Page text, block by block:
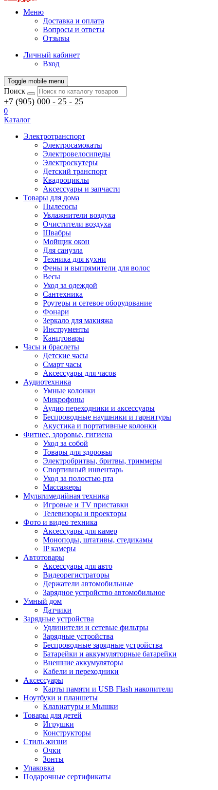
Меню
Доставка и оплата
Вопросы и ответы
Отзывы
Личный кабинет
Вход
Toggle mobile menu
Поиск
+7 (905) 000 - 25 - 25
0
Каталог
Электротранспорт
Электросамокаты
Электровелосипеды
Электроскутеры
Детский транспорт
Квадроциклы
Аксессуары и запчасти
Товары для дома
Пылесосы
Увлажнители воздуха
Очистители воздуха
Швабры
Мойщик окон
Для санузла
Техника для кухни
Фены и выпрямители для волос
Весы
Уход за одеждой
Сантехника
Роутеры и сетевое оборудование
Фонари
Зеркало для макияжа
Инструменты
Канцтовары
Часы и браслеты
Детские часы
Смарт часы
Аксессуары для часов
Аудиотехника
Умные колонки
Микрофоны
Аудио переходники и аксессуары
Беспроводные наушники и гарнитуры
Акустика и портативные колонки
Фитнес, здоровье, гигиена
Уход за собой
Товары для здоровья
Электробритвы, бритвы, триммеры
Спортивный инвентарь
Уход за полостью рта
Массажеры
Мультимедийная техника
Игровые и TV приставки
Телевизоры и проекторы
Фото и видео техника
Аксессуары для камер
Моноподы, штативы, стедикамы
IP камеры
Автотовары
Аксессуары для авто
Видеорегистраторы
Держатели автомобильные
Зарядное устройство автомобильное
Умный дом
Датчики
Зарядные устройства
Удлинители и сетевые фильтры
Зарядные устройства
Беспроводные зарядные устройства
Батарейки и аккумуляторные батарейки
Внешние аккумуляторы
Кабели и переходники
Аксессуары
Карты памяти и USB Flash накопители
Ноутбуки и планшеты
Клавиатуры и Мышки
Товары для детей
Игрушки
Конструкторы
Стиль жизни
Очки
Зонты
Упаковка
Подарочные сертификаты